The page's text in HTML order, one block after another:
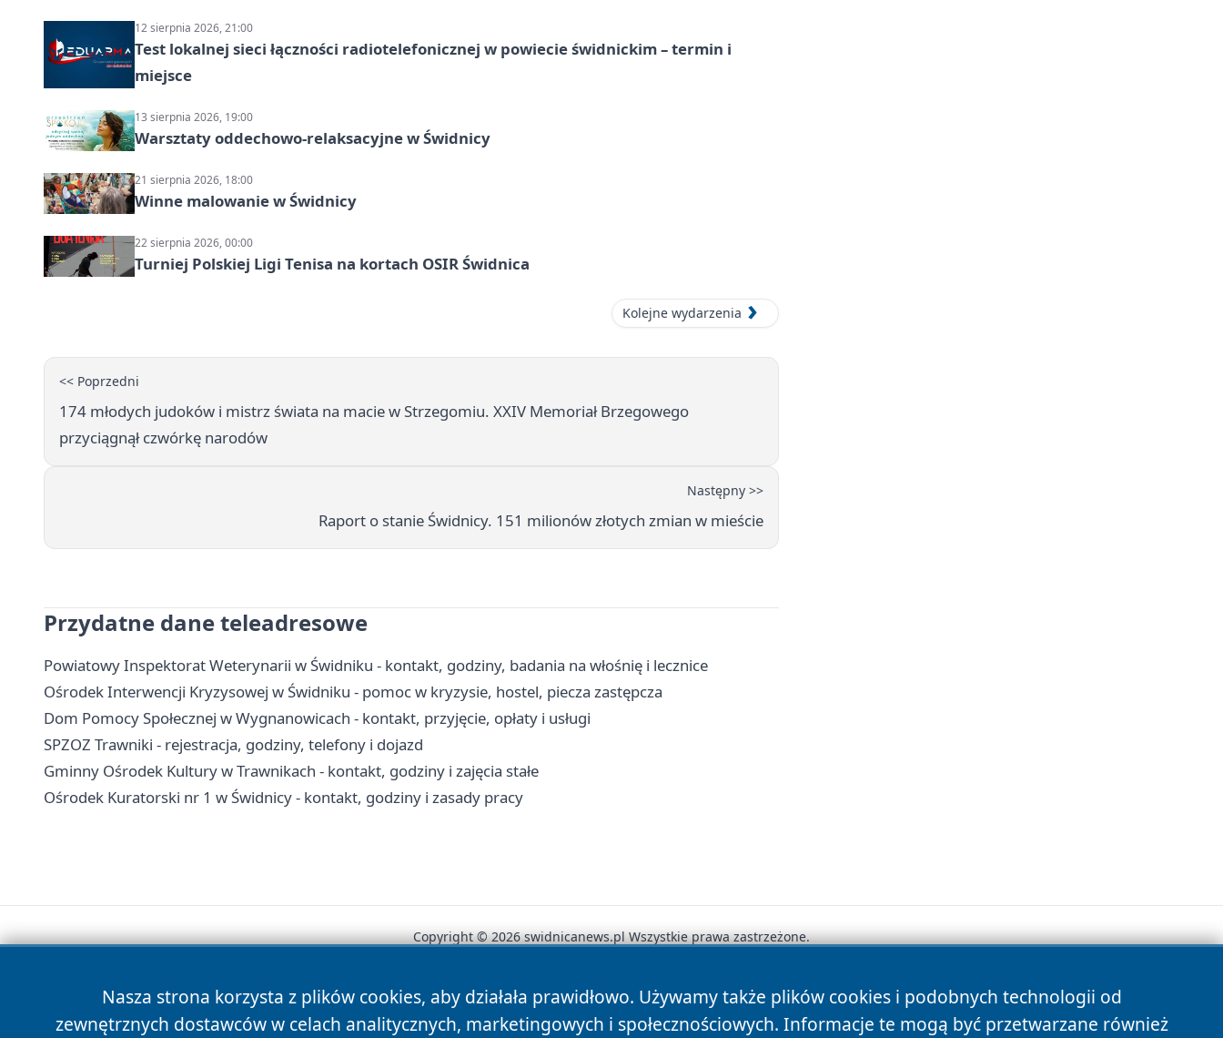
12 sierpnia 2026, 21:00
Test lokalnej sieci łączności radiotelefonicznej w powiecie świdnickim – termin i
miejsce
13 sierpnia 2026, 19:00
Warsztaty oddechowo-relaksacyjne w Świdnicy
21 sierpnia 2026, 18:00
Winne malowanie w Świdnicy
22 sierpnia 2026, 00:00
Turniej Polskiej Ligi Tenisa na kortach OSIR Świdnica
Kolejne wydarzenia
<< Poprzedni
174 młodych judoków i mistrz świata na macie w Strzegomiu. XXIV Memoriał Brzegowego
przyciągnął czwórkę narodów
Następny >>
Raport o stanie Świdnicy. 151 milionów złotych zmian w mieście
Przydatne dane teleadresowe
Powiatowy Inspektorat Weterynarii w Świdniku - kontakt, godziny, badania na włośnię i lecznice
Ośrodek Interwencji Kryzysowej w Świdniku - pomoc w kryzysie, hostel, piecza zastępcza
Dom Pomocy Społecznej w Wygnanowicach - kontakt, przyjęcie, opłaty i usługi
SPZOZ Trawniki - rejestracja, godziny, telefony i dojazd
Gminny Ośrodek Kultury w Trawnikach - kontakt, godziny i zajęcia stałe
Ośrodek Kuratorski nr 1 w Świdnicy - kontakt, godziny i zasady pracy
Nasza strona korzysta z plików cookies, aby działała prawidłowo. Używamy także plików cookies i podobnych technologii od
zewnętrznych dostawców w celach analitycznych, marketingowych i społecznościowych. Informacje te mogą być przetwarzane również
Copyright © 2026 swidnicanews.pl Wszystkie prawa zastrzeżone.
News Autorzy Polityka Prywatności Polityka Cookies